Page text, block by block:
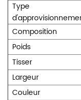
Type
Composition
Poids
Tisser
Largeur
Couleur